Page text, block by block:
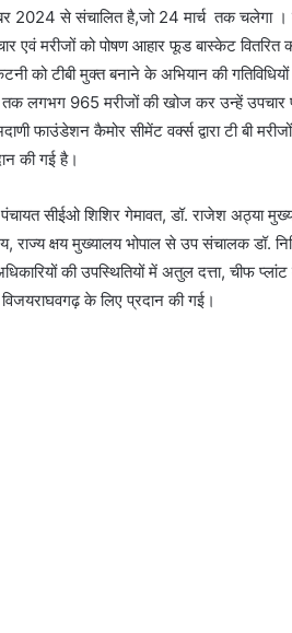
2024 से संचालित है,जो 24 मार्च तक चलेगा ।
एवं मरीजों को पोषण आहार फूड बास्केट वितरित
कटनी को टीबी मुक्त बनाने के अभियान की
लगभग 965 मरीजों की खोज कर उन्हें उपचार
फाउंडेशन कैमोर सीमेंट वर्क्स द्वारा टी बी
की गई है।
सीईओ शिशिर गेमावत, डॉ. राजेश अठ्या
राज्य क्षय मुख्यालय भोपाल से उप संचालक डॉ.
की उपस्थितियों में अतुल दत्ता, चीफ
के लिए प्रदान की गई।